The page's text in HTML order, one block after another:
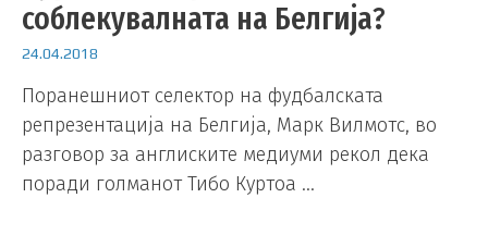
соблекувалната на Белгија?
24.04.2018
Поранешниот селектор на фудбалската
репрезентација на Белгија, Марк Вилмотс, во
разговор за англиските медиуми рекол дека
поради голманот Тибо Куртоа …